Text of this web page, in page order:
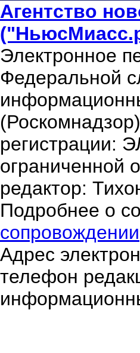
Агентство
Электронное
Федеральной
регистрации:
ограниченной
редактор:
Подробнее о
сопровождении
Адрес
телефон